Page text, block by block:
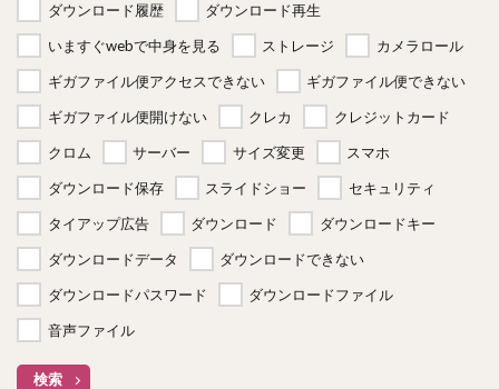
ダウンロード履歴
ダウンロード再生
いますぐwebで中身を見る
ストレージ
カメラロール
ギガファイル便アクセスできない
ギガファイル便できない
ギガファイル便開けない
クレカ
クレジットカード
クロム
サーバー サイズ変更
スマホ
ダウンロード保存
スライドショー
セキュリティ
タイアップ広告
ダウンロード
ダウンロードキー
ダウンロードデータ
ダウンロードできない
ダウンロードパスワード
ダウンロードファイル
音声ファイル
検索